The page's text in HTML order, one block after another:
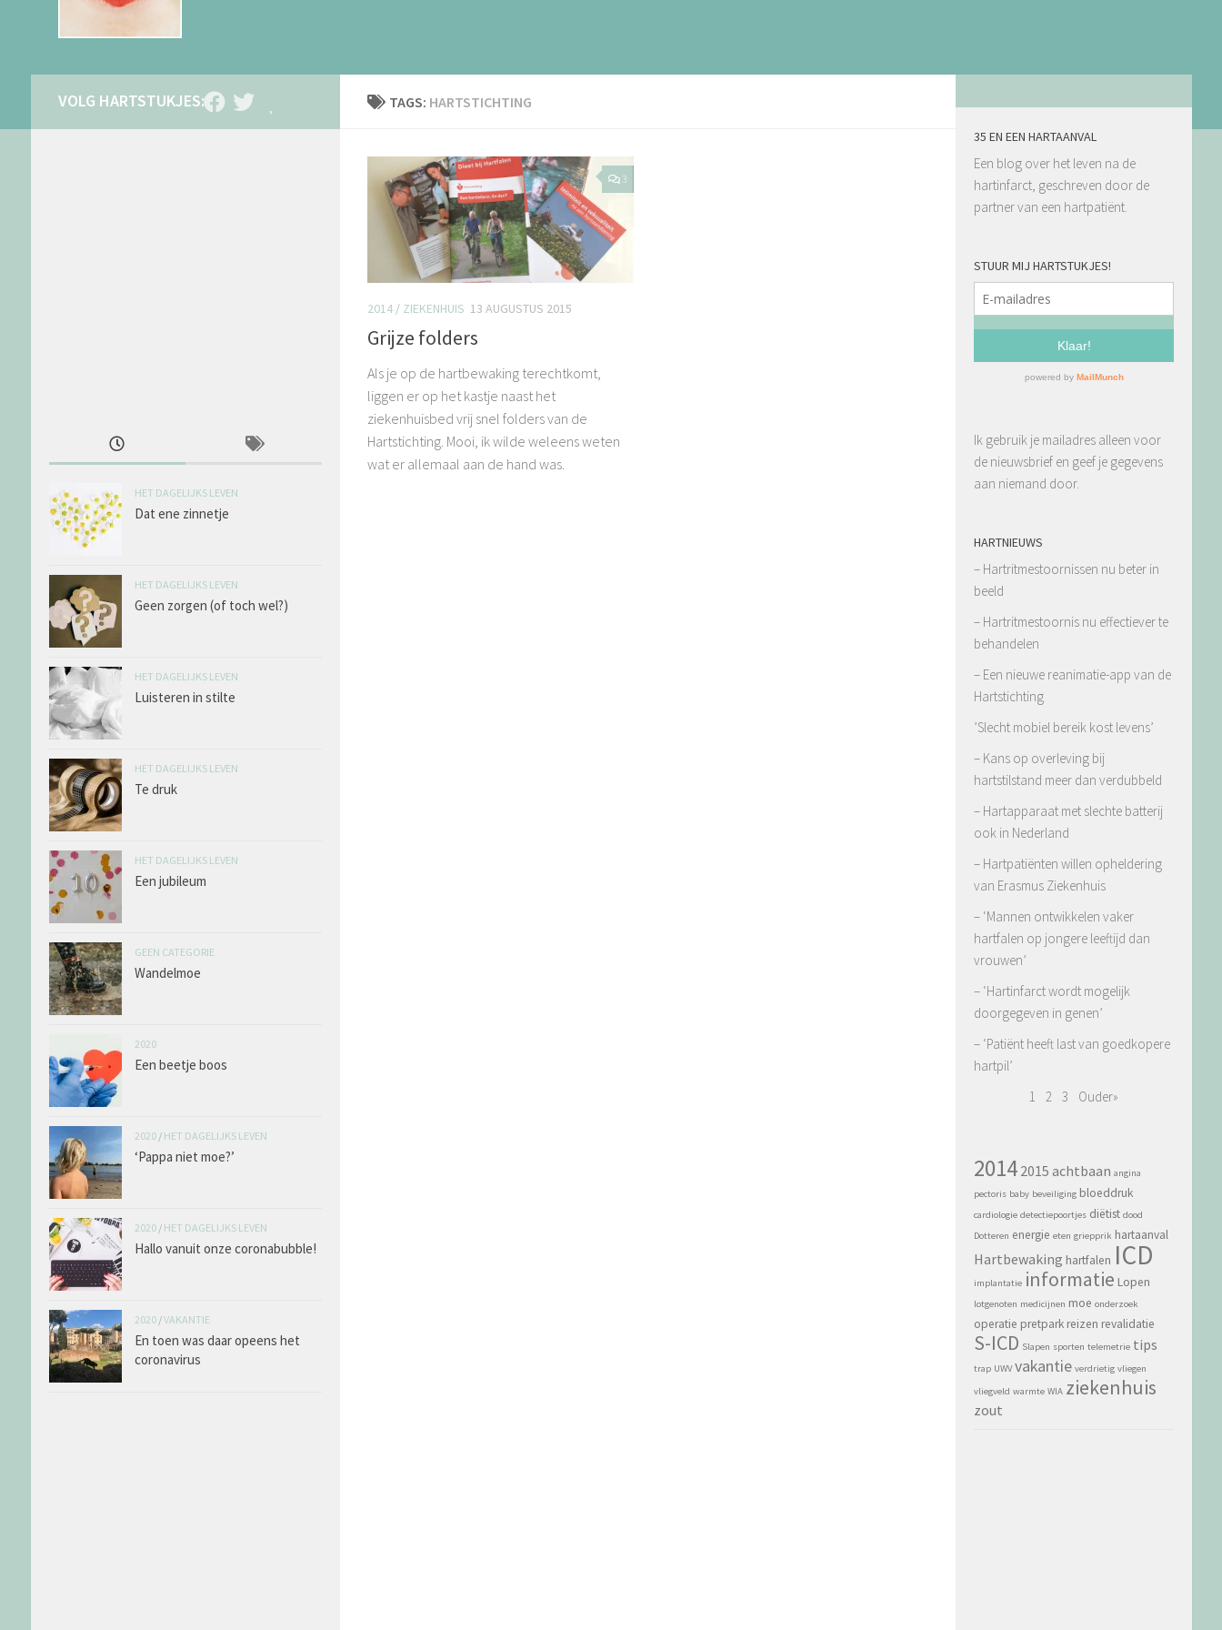
TAGS: HARTSTICHTING
3
2014/ ZIEKENHUIS 13 AUGUSTUS 2015
Grijze folders
Als je op de hartbewaking terechtkomt,
liggen er op het kastje naast het
ziekenhuisbed vrij snel folders van de
Hartstichting. Mooi, ik wilde weleens weten
wat er allemaal aan de hand was.
HET DAGELIJKS LEVEN
Dat ene zinnetje
HET DAGELIJKS LEVEN
Geen zorgen (of toch wel?)
HET DAGELIJKS LEVEN
Luisteren in stilte
HET DAGELIJKS LEVEN
Te druk
HET DAGELIJKS LEVEN
Een jubileum
GEEN CATEGORIE
Wandelmoe
2020
Een beetje boos
2020/ HET DAGELIJKS LEVEN
‘Pappa niet moe?’
2020/ HET DAGELIJKS LEVEN
Hallo vanuit onze coronabubble!
2020/VAKANTIE
En toen was daar opeens het
coronavirus
35 EN EEN HARTAANVAL
Een blog over het leven na de
hartinfarct, geschreven door de
partner van een hartpatiënt.
STUUR MIJ HARTSTUKJES!
Ik gebruik je mailadres alleen voor
de nieuwsbrief en geef je gegevens
aan niemand door.
HARTNIEUWS
– Hartritmestoornissen nu beter in
beeld
– Hartritmestoornis nu effectiever te
behandelen
– Een nieuwe reanimatie-app van de
Hartstichting
’Slecht mobiel bereik kost levens’
– Kans op overleving bij
hartstilstand meer dan verdubbeld
– Hartapparaat met slechte batterij
ook in Nederland
– Hartpatiënten willen opheldering
van Erasmus Ziekenhuis
– ‘Mannen ontwikkelen vaker
hartfalen op jongere leeftijd dan
vrouwen’
– ‘Hartinfarct wordt mogelijk
doorgegeven in genen’
– ‘Patiënt heeft last van goedkopere
hartpil’
1
2 3 Ouder»
2014 2015 achtbaan angina
pectoris baby beveiliging bloeddruk
cardiologie detectiepoortjes diëtist dood
Dotteren energie eten griepprik hartaanval
Hartbewaking hartfalen ICD
implantatie informatie Lopen
lotgenoten medicijnen moe onderzoek
operatie pretpark reizen revalidatie
S-ICD Slapen sporten telemetrie tips
trap UWV vakantie verdrietig vliegen
vliegveld warmte WIA ziekenhuis
zout